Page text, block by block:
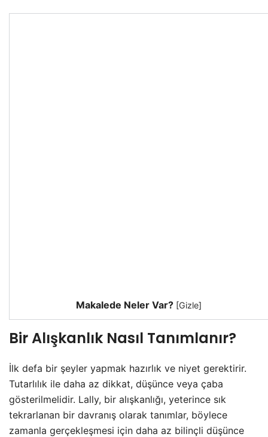
Makalede Neler Var? [Gizle]
Bir Alışkanlık Nasıl Tanımlanır?
İlk defa bir şeyler yapmak hazırlık ve niyet gerektirir.
Tutarlılık ile daha az dikkat, düşünce veya çaba
gösterilmelidir. Lally, bir alışkanlığı, yeterince sık
tekrarlanan bir davranış olarak tanımlar, böylece
zamanla gerçekleşmesi için daha az bilinçli düşünce